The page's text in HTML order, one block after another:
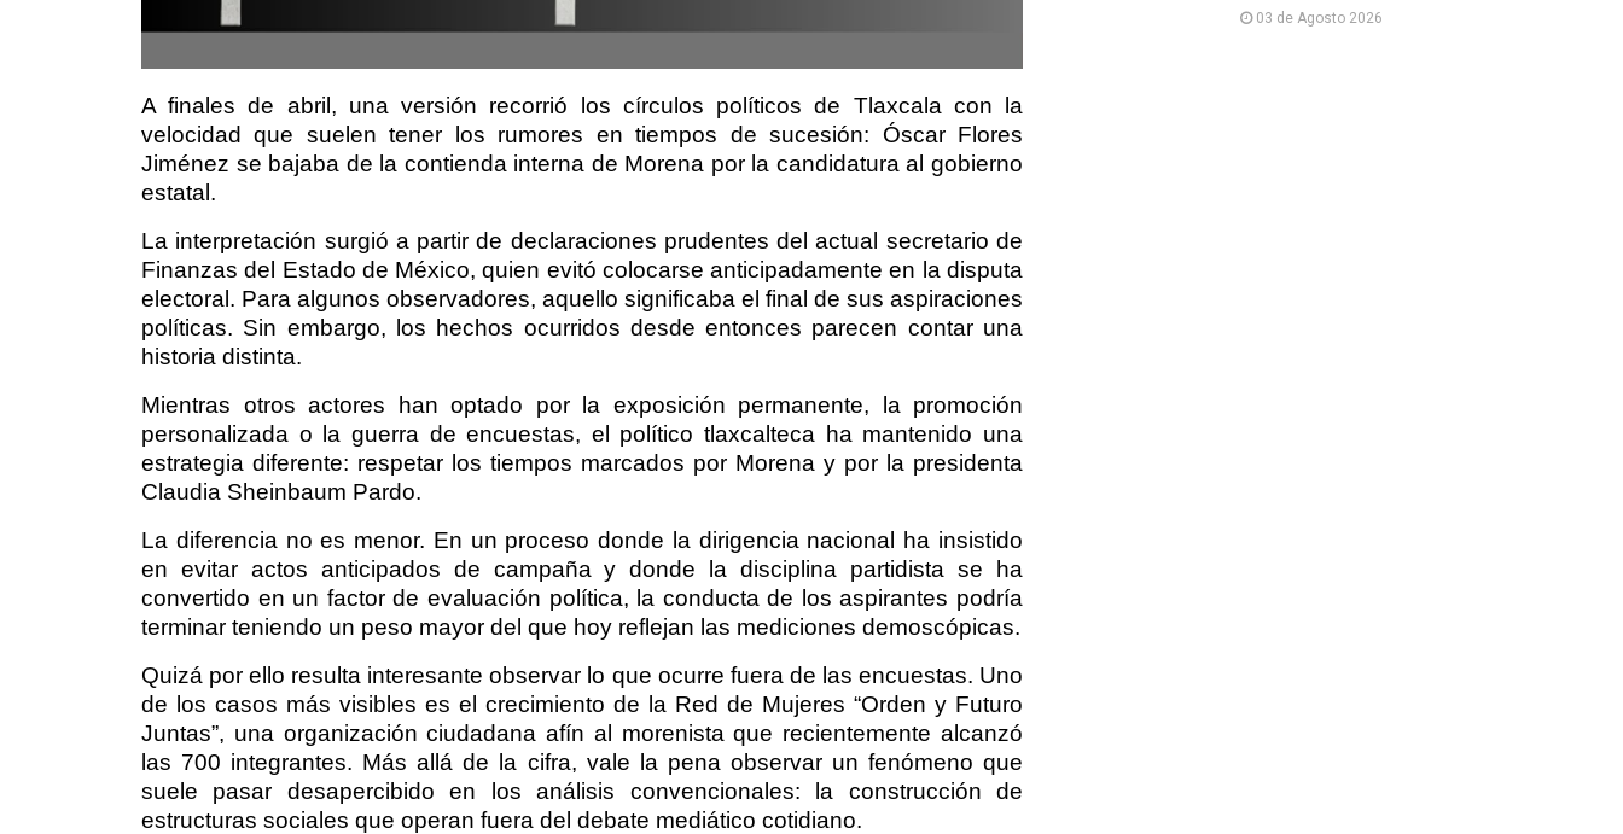
A finales de abril, una versión recorrió los círculos políticos de Tlaxcala con la
velocidad que suelen tener los rumores en tiempos de sucesión: Óscar Flores
Jiménez se bajaba de la contienda interna de Morena por la candidatura al gobierno
estatal.
La interpretación surgió a partir de declaraciones prudentes del actual secretario de
Finanzas del Estado de México, quien evitó colocarse anticipadamente en la disputa
electoral. Para algunos observadores, aquello significaba el final de sus aspiraciones
políticas. Sin embargo, los hechos ocurridos desde entonces parecen contar una
historia distinta.
Mientras otros actores han optado por la exposición permanente, la promoción
personalizada o la guerra de encuestas, el político tlaxcalteca ha mantenido una
estrategia diferente: respetar los tiempos marcados por Morena y por la presidenta
Claudia Sheinbaum Pardo.
La diferencia no es menor. En un proceso donde la dirigencia nacional ha insistido
en evitar actos anticipados de campaña y donde la disciplina partidista se ha
convertido en un factor de evaluación política, la conducta de los aspirantes podría
terminar teniendo un peso mayor del que hoy reflejan las mediciones demoscópicas.
Quizá por ello resulta interesante observar lo que ocurre fuera de las encuestas. Uno
de los casos más visibles es el crecimiento de la Red de Mujeres “Orden y Futuro
Juntas”, una organización ciudadana afín al morenista que recientemente alcanzó
las 700 integrantes. Más allá de la cifra, vale la pena observar un fenómeno que
suele pasar desapercibido en los análisis convencionales: la construcción de
estructuras sociales que operan fuera del debate mediático cotidiano.
03 de Agosto 2026